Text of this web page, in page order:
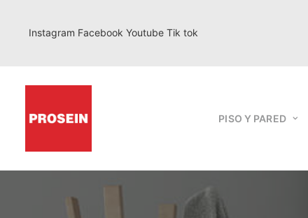
Instagram Facebook Youtube Tik tok
PISO Y PARED